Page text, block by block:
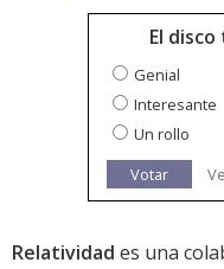
El
Genial
Interesante
Un rollo
Votar
Relatividad es una